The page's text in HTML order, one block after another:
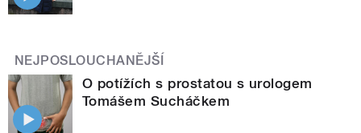
NEJPOSLOUCHANĚJŠÍ
O potížích s prostatou s urologem
Tomášem Sucháčkem